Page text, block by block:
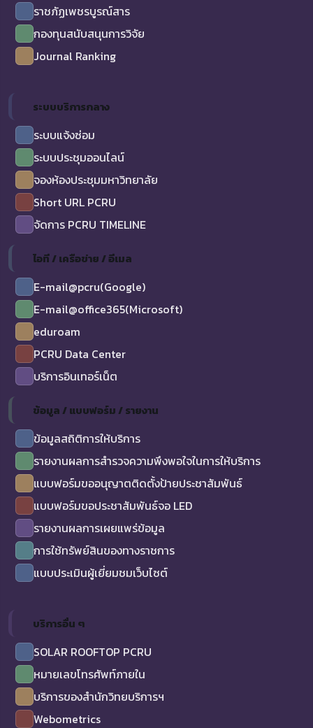
ราชภัฏเพชรบูรณ์สาร
กองทุนสนับสนุนการวิจัย
Journal Ranking
ระบบบริการกลาง
ระบบแจ้งซ่อม
ระบบประชุมออนไลน์
จองห้องประชุมมหาวิทยาลัย
Short URL PCRU
จัดการ PCRU TIMELINE
ไอที / เครือข่าย / อีเมล
E-mail@pcru(Google)
E-mail@office365(Microsoft)
eduroam
PCRU Data Center
บริการอินเทอร์เน็ต
ข้อมูล / แบบฟอร์ม / รายงาน
ข้อมูลสถิติการให้บริการ
รายงานผลการสำรวจความพึงพอใจในการให้บริการ
แบบฟอร์มขออนุญาตติดตั้งป้ายประชาสัมพันธ์
แบบฟอร์มขอประชาสัมพันธ์จอ LED
รายงานผลการเผยแพร่ข้อมูล
การใช้ทรัพย์สินของทางราชการ
แบบประเมินผู้เยี่ยมชมเว็บไซต์
บริการอื่น ๆ
SOLAR ROOFTOP PCRU
หมายเลขโทรศัพท์ภายใน
บริการของสำนักวิทยบริการฯ
Webometrics